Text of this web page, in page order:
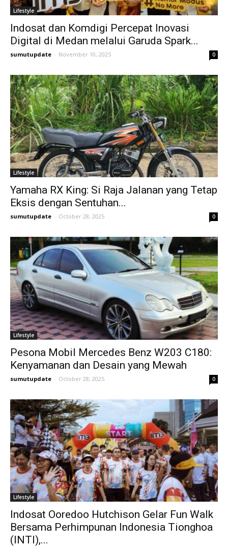
Lifestyle
Indosat dan Komdigi Percepat Inovasi
Digital di Medan melalui Garuda Spark...
sumutupdate - November 10, 2025 0
Lifestyle
Yamaha RX King: Si Raja Jalanan yang Tetap
Eksis dengan Sentuhan...
sumutupdate - October 28, 2025 0
Lifestyle
Pesona Mobil Mercedes Benz W203 C180:
Kenyamanan dan Desain yang Mewah
sumutupdate - October 28, 2025 0
Lifestyle
Indosat Ooredoo Hutchison Gelar Fun Walk
Bersama Perhimpunan Indonesia Tionghoa
(INTI),...